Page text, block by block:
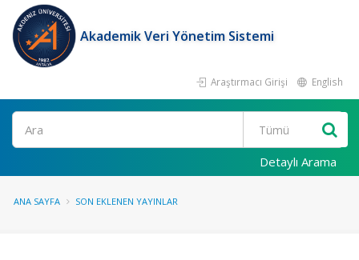
Akademik Veri Yönetim Sistemi
Araştırmacı Girişi English
Ara
Detaylı Arama
ANA SAYFA SON EKLENEN YAYINLAR